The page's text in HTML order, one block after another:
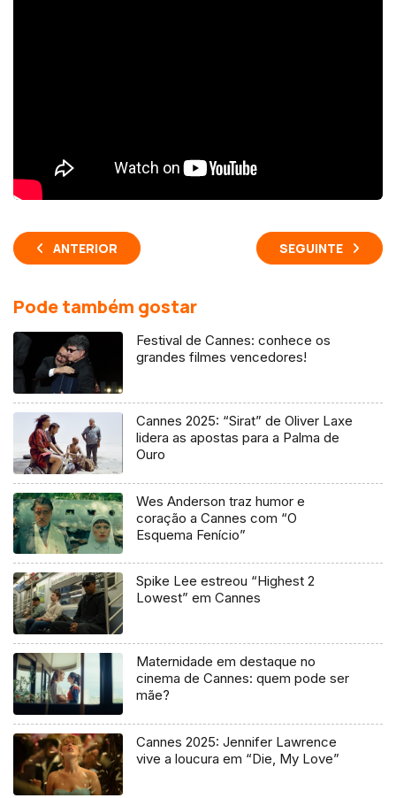
ANTERIOR SEGUINTE
Pode também gostar
Festival de Cannes: conhece os
grandes filmes vencedores!
Cannes 2025: “Sirat” de Oliver Laxe
lidera as apostas para a Palma de
Ouro
Wes Anderson traz humor e
coração a Cannes com “O
Esquema Fenício”
Spike Lee estreou “Highest 2
Lowest” em Cannes
Maternidade em destaque no
cinema de Cannes: quem pode ser
mãe?
Cannes 2025: Jennifer Lawrence
vive a loucura em “Die, My Love”